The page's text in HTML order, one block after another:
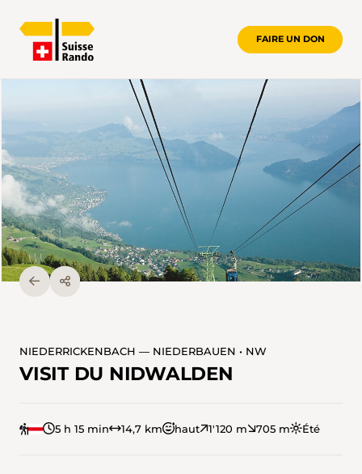
FAIRE UN DON
NIEDERRICKENBACH — NIEDERBAUEN • NW
VISIT DU NIDWALDEN
5 h 15 min 14,7 km haut 1'120 m 705 m Été